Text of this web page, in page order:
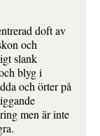
doft av
och
slank
blyg i
och örter på
men är inte